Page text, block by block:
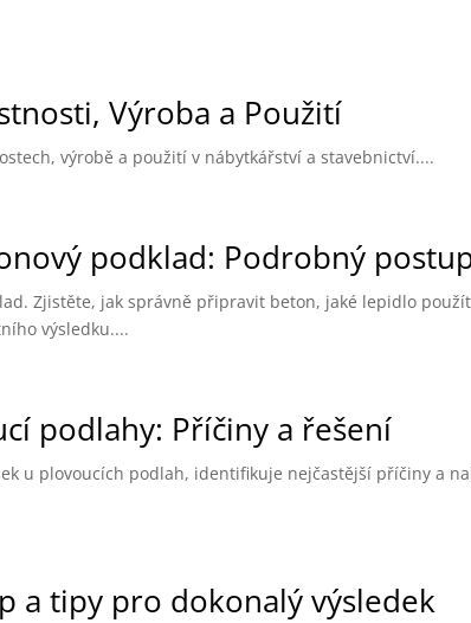
Výroba a Použití
výrobě a použití v nábytkářství a stavebnictví....
podklad: Podrobný
Zjistěte, jak správně připravit beton, jaké lepidlo
výsledku....
podlahy: Příčiny a řešení
u plovoucích podlah, identifikuje nejčastější příčiny a
a tipy pro dokonalý výsledek